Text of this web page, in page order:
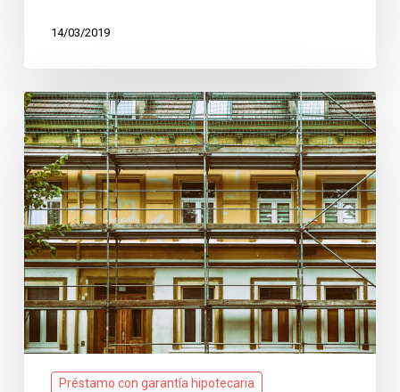
14/03/2019
Quién
hace
la
tasación
de
una
vivienda
Préstamo con garantía hipotecaria